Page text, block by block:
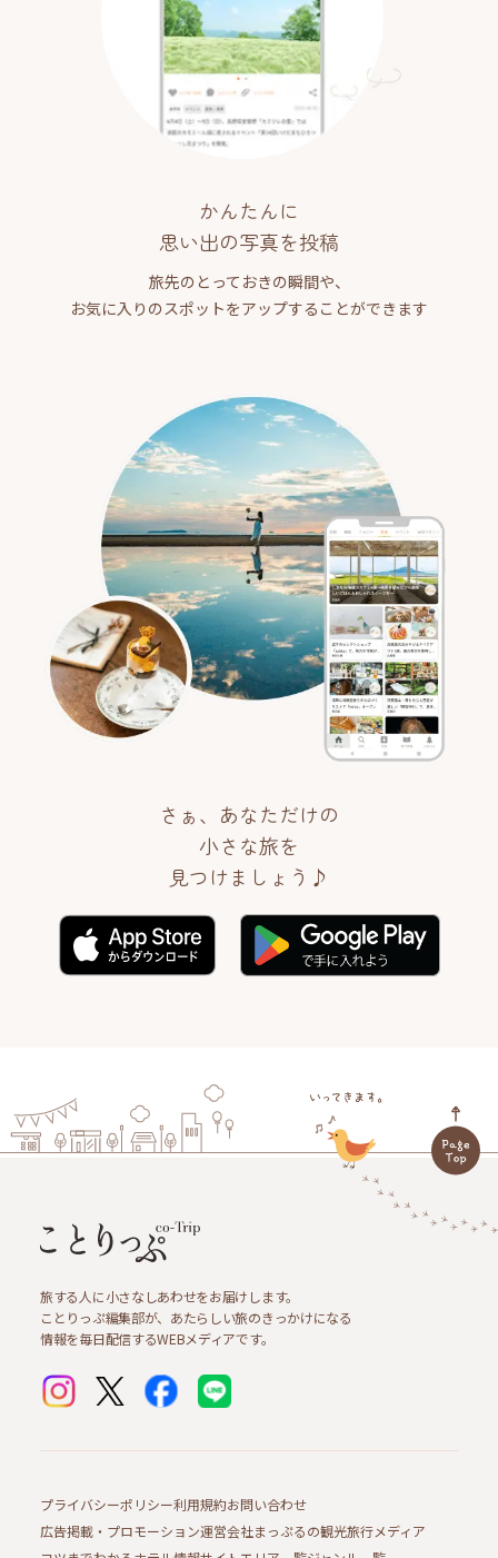
かんたんに
思い出の写真を投稿
旅先のとっておきの瞬間や、
お気に入りのスポットをアップすることができます
さぁ、あなただけの
小さな旅を
見つけましょう♪
旅する人に小さなしあわせをお届けします。
ことりっぷ編集部が、あたらしい旅のきっかけになる
情報を毎日配信するWEBメディアです。
プライバシーポリシー利用規約お問い合わせ
広告掲載・プロモーション運営会社まっぷるの観光旅行メディア